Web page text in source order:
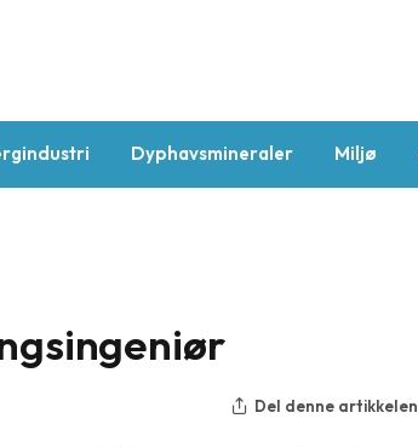
Dyphavsmineraler Miljø
Del denne artikkelen